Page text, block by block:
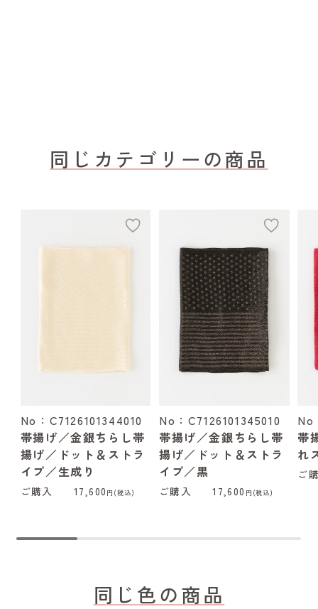
同じカテゴリーの商品
No：C7126101344010
帯揚げ／金銀ちらし帯
揚げ／ドット＆ストラ
イプ／生成り
ご購入 17,600 円(税込)
No：C7126101345010
帯揚げ／金銀ちらし帯
揚げ／ドット＆ストラ
イプ／黒
ご購入 17,600 円(税込)
No
帯
れ
ご
同じ色の商品